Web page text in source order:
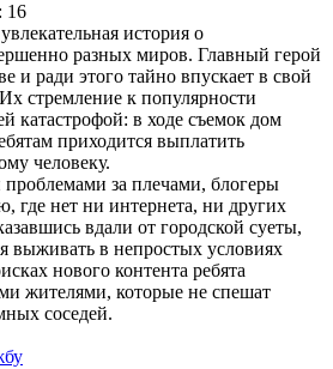
16
история о
разных миров. Главный герой
и ради этого тайно впускает в свой
стремление к популярности
катастрофой: в ходе съемок дом
приходится выплатить
человеку.
за плечами, блогеры
где нет ни интернета, ни других
вдали от городской суеты,
выживать в непростых условиях
нового контента ребята
жителями, которые не спешат
соседей.